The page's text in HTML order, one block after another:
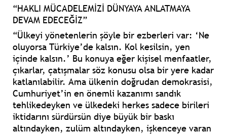
“HAKLI MÜCADELEMİZİ DÜNYAYA ANLATMAYA
DEVAM EDECEĞİZ”
“Ülkeyi yönetenlerin şöyle bir ezberleri var: ‘Ne
oluyorsa Türkiye’de kalsın. Kol kesilsin, yen
içinde kalsın.’ Bu konuya eğer kişisel menfaatler,
çıkarlar, çatışmalar söz konusu olsa bir yere kadar
katlanılabilir. Ama ülkenin doğrudan demokrasisi,
Cumhuriyet’in en önemli kazanımı sandık
tehlikedeyken ve ülkedeki herkes sadece birileri
iktidarını sürdürsün diye büyük bir baskı
altındayken, zulüm altındayken, işkenceye varan